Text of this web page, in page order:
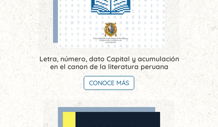
Letra, número, dato Capital y acumulación
en el canon de la literatura peruana
CONOCE MÁS